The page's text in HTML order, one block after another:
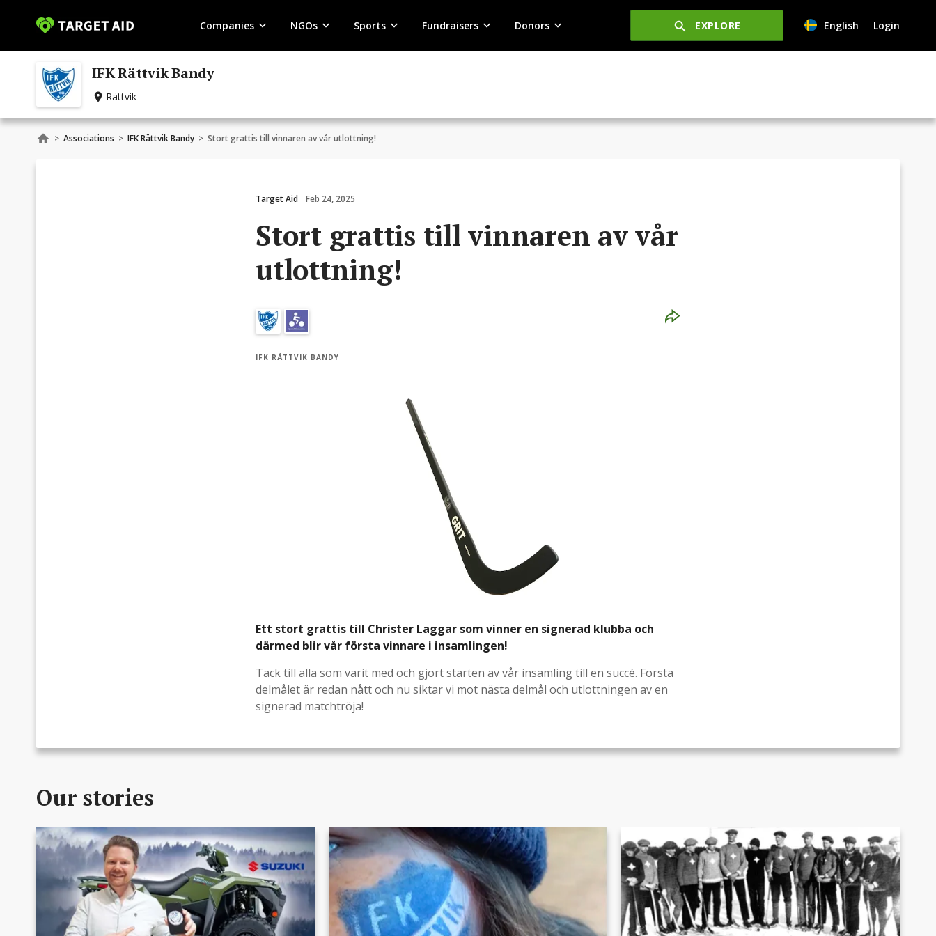
Companies NGOs Sports Fundraisers Donors EXPLORE English Login
IFK Rättvik Bandy
Rättvik
> Associations > IFK Rättvik Bandy > Stort grattis till vinnaren av vår utlottning!
Target Aid Feb 24, 2025
Stort grattis till vinnaren av vår
utlottning!
IFK RÄTTVIK BANDY
Ett stort grattis till Christer Laggar som vinner en signerad klubba och
därmed blir vår första vinnare i insamlingen!
Tack till alla som varit med och gjort starten av vår insamling till en succé. Första
delmålet är redan nått och nu siktar vi mot nästa delmål och utlottningen av en
signerad matchtröja!
Our stories